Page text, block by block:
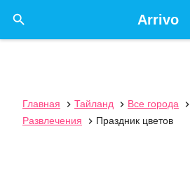
Arrivo

Главная  Тайланд  Все города 
Развлечения
 Праздник цветов